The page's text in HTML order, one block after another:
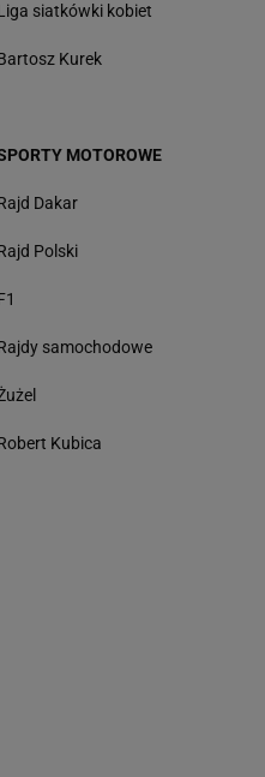
siatkówki kobiet
Kurek
MOTOROWE
Dakar
Polski
samochodowe
Kubica